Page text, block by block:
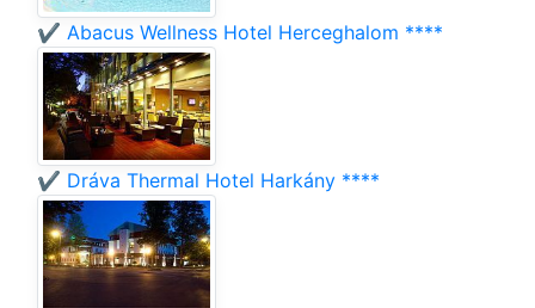
✔️ Abacus Wellness Hotel Herceghalom ****
✔️ Dráva Thermal Hotel Harkány ****